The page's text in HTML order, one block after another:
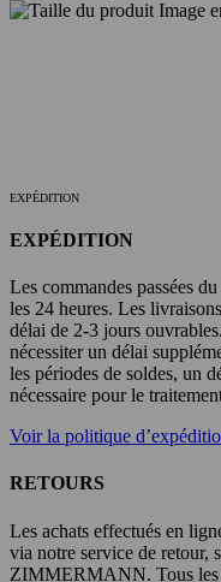
EXPÉDITION
EXPÉDITION
Les commandes passées
les 24 heures. Les
délai de 2-3 jours
nécessiter un délai
les périodes de soldes, un
nécessaire pour le
Voir la politique
RETOURS
Les achats effectués en
via notre service de retour,
ZIMMERMANN. Tous les